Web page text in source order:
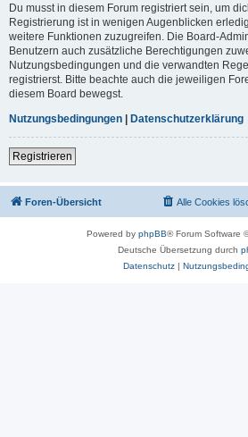
Du musst in diesem Forum registriert sein, um
Registrierung ist in wenigen Augenblicken
weitere Funktionen zuzugreifen. Die Board-
Benutzern auch zusätzliche Berechtigungen
Nutzungsbedingungen und die verwandten
registrierst. Bitte beachte auch die jeweiligen
diesem Board bewegst.
Nutzungsbedingungen | Datenschutzerklärung
Registrieren
Foren-Übersicht Alle Cookies
Powered by phpBB® Forum Software
Deutsche Übersetzung durch
Datenschutz|